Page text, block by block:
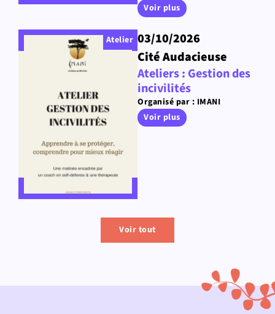
Voir plus
Atelier 03/10/2026
Cité Audacieuse
Ateliers : Gestion des
incivilités
Organisé par : IMANI
Voir plus
Voir tout